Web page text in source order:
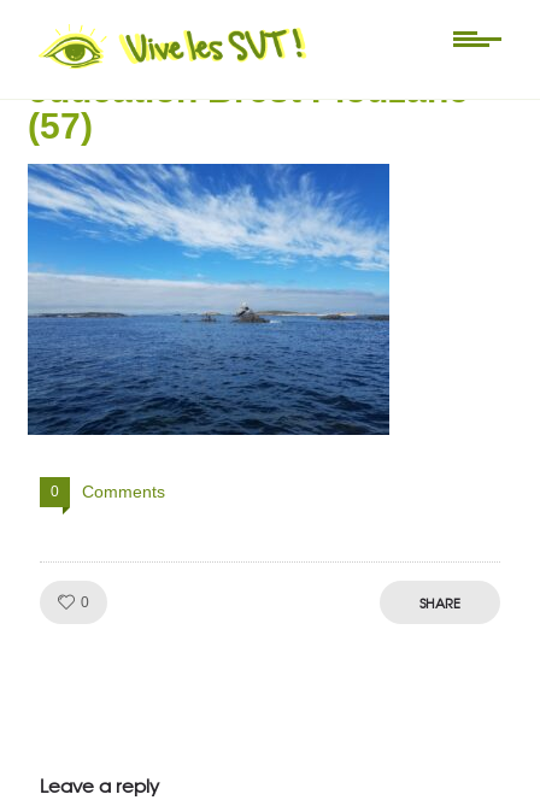
Université d’été Mer
éducation Brest Plouzané
(57)
0 Comments
0 SHARE
Leave a reply